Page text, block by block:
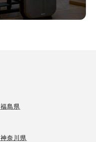
福島県
神奈川県